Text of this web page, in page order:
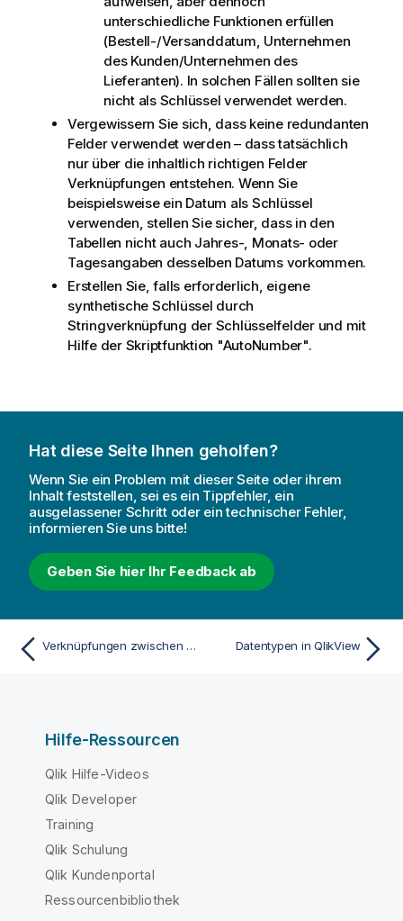
unterschiedliche Funktionen erfüllen
(Bestell-/Versanddatum, Unternehmen
des Kunden/Unternehmen des
Lieferanten). In solchen Fällen sollten sie
nicht als Schlüssel verwendet werden.
Vergewissern Sie sich, dass keine redundanten
Felder verwendet werden – dass tatsächlich
nur über die inhaltlich richtigen Felder
Verknüpfungen entstehen. Wenn Sie
beispielsweise ein Datum als Schlüssel
verwenden, stellen Sie sicher, dass in den
Tabellen nicht auch Jahres-, Monats- oder
Tagesangaben desselben Datums vorkommen.
Erstellen Sie, falls erforderlich, eigene
synthetische Schlüssel durch
Stringverknüpfung der Schlüsselfelder und mit
Hilfe der Skriptfunktion "AutoNumber".
Hat diese Seite Ihnen geholfen?
Wenn Sie ein Problem mit dieser Seite oder ihrem
Inhalt feststellen, sei es ein Tippfehler, ein
ausgelassener Schritt oder ein technischer Fehler,
informieren Sie uns bitte!
Geben Sie hier Ihr Feedback ab
Verknüpfungen zwischen Tabellen Datentypen in QlikView
Hilfe-Ressourcen
Qlik Hilfe-Videos
Qlik Developer
Training
Qlik Schulung
Qlik Kundenportal
Ressourcenbibliothek